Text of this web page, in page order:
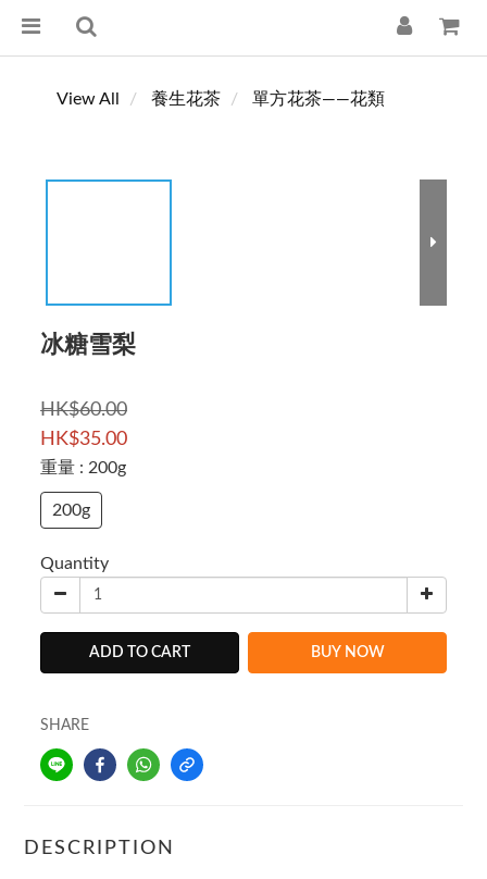
View All 養生花茶 單方花茶——花類
冰糖雪梨
HK$60.00
HK$35.00
重量 : 200g
200g
Quantity
ADD TO CART BUY NOW
SHARE
DESCRIPTION